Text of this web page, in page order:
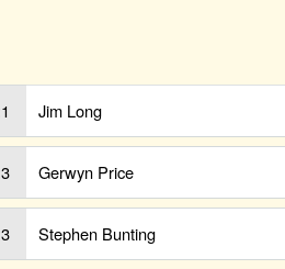
Jim Long
Gerwyn Price
Stephen Bunting